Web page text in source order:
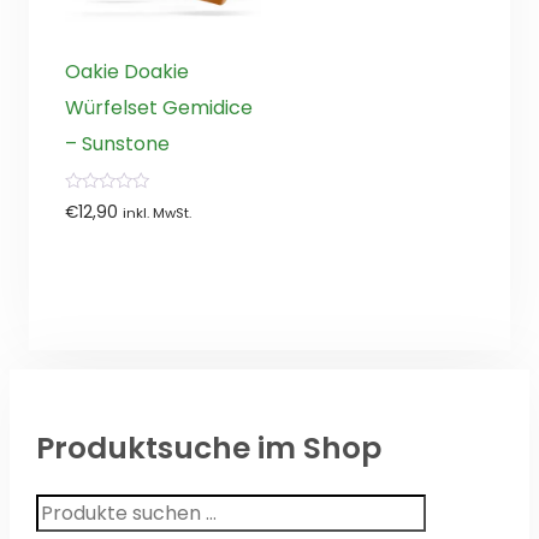
Oakie Doakie
Würfelset Gemidice
– Sunstone
0
von
€12,90 inkl. MwSt.
Produktsuche im Shop
Suchen